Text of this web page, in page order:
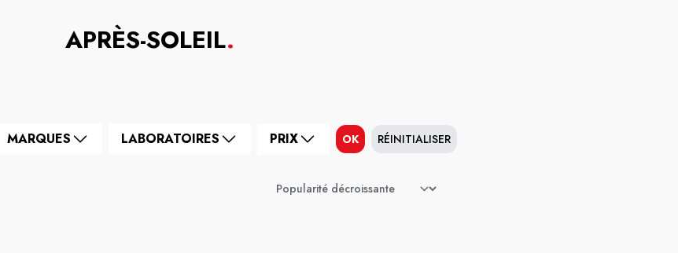
APRÈS-SOLEIL.
MARQUES LABORATOIRES PRIX OK RÉINITIALISER